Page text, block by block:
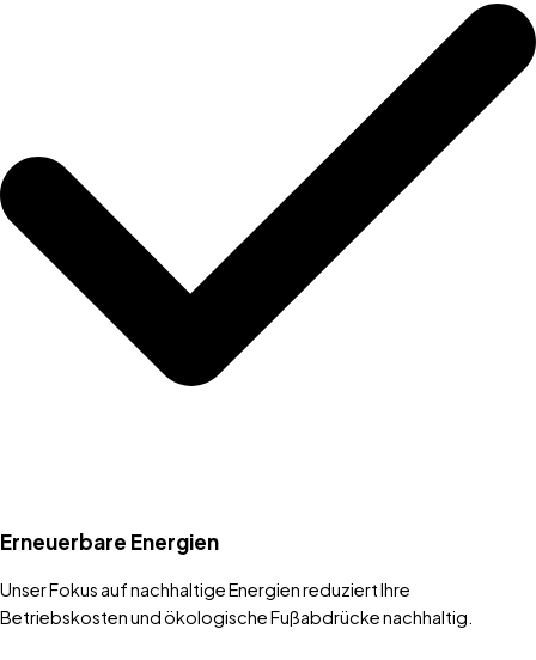
Erneuerbare Energien
Unser Fokus auf nachhaltige Energien reduziert Ihre
Betriebskosten und ökologische Fußabdrücke nachhaltig.